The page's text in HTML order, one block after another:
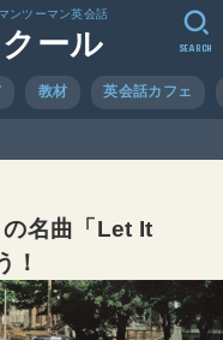
ンツーマン英会話
ール
教材 英会話カフェ
SEARCH
名曲「Let It
！